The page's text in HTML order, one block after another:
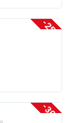
-25 %
-30 %